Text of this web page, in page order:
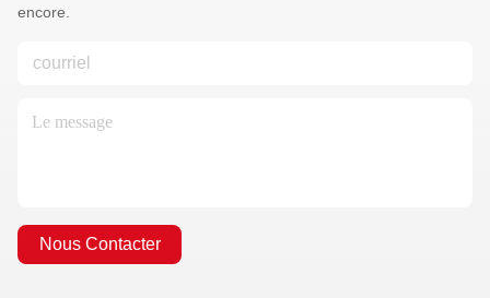
encore.
Nous Contacter